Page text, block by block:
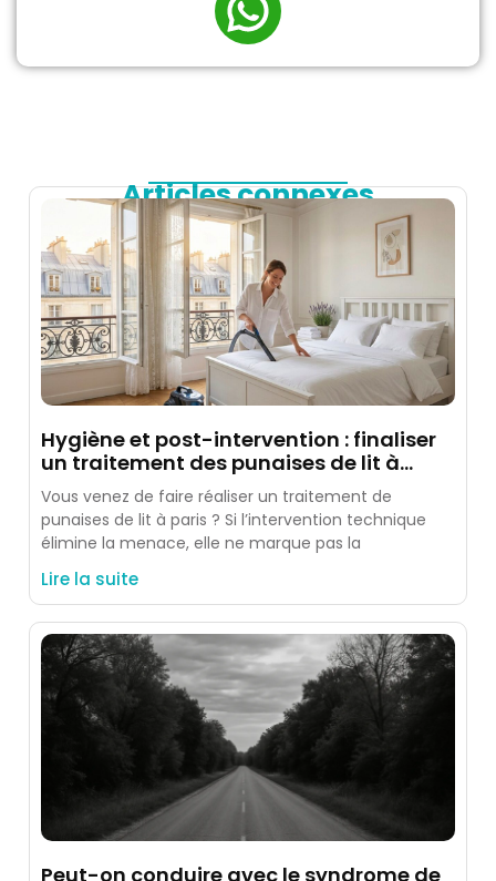
Articles connexes
Hygiène et post-intervention : finaliser
un traitement des punaises de lit à
paris
Vous venez de faire réaliser un traitement de
punaises de lit à paris ? Si l’intervention technique
élimine la menace, elle ne marque pas la
Lire la suite
Peut-on conduire avec le syndrome de